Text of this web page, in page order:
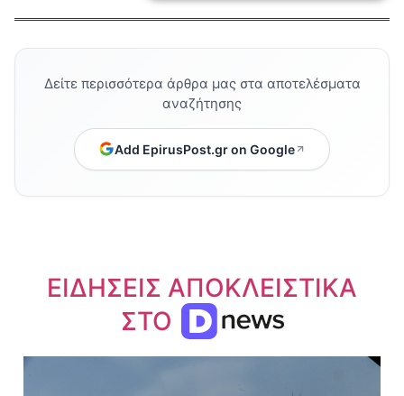
Δείτε περισσότερα άρθρα μας στα αποτελέσματα
αναζήτησης
Add EpirusPost.gr on Google
ΕΙΔΗΣΕΙΣ ΑΠΟΚΛΕΙΣΤΙΚΑ
ΣΤΟ